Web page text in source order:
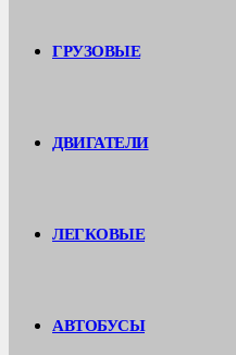
ГРУЗОВЫЕ
ДВИГАТЕЛИ
ЛЕГКОВЫЕ
АВТОБУСЫ